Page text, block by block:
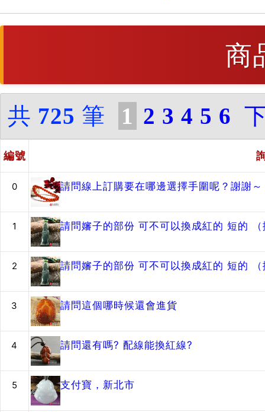
商
共 725 筆 1 2 3 4 5 6
編號
0 請問線上訂購要在哪邊選擇手圍呢？謝謝～
1 請問嬸子的部份 可不可以換成紅的 短的
2 請問嬸子的部份 可不可以換成紅的 短的
3 請問這個哪時候還會進貨
4 請問還有嗎? 配線能換紅線?
5 支付寶，新北市